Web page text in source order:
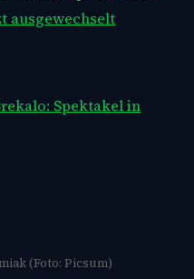
Spektakel in
(Foto: Picsum)